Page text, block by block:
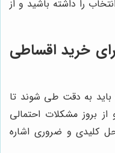
را داشته باشید و از
خرید اقساطی
باید به دقت طی شوند تا
بروز مشکلات احتمالی
کلیدی و ضروری اشاره